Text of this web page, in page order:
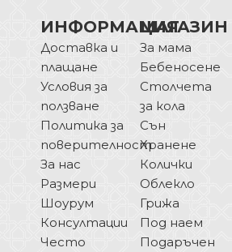
ИНФОРМАЦИЯ
Доставка и
плащане
Условия за
ползване
Политика за
поверителност
За нас
Размери
Шоурум
Консултации
Често
МАГАЗИН
За мама
Бебеносене
Столчета
за кола
Сън
Хранене
Колички
Облекло
Грижа
Под наем
Подаръчен